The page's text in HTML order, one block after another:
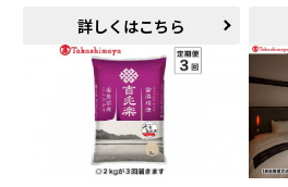
与謝野町（京都府）
大阪市（
泉佐野市（大阪府）
岸和田市
阪南市（大阪府）
堺市（大阪
神戸市（兵庫県）
豊岡市（兵
三木市（兵庫県）
香美町（兵
中国エリア
詳しくはこちら